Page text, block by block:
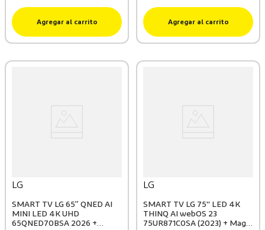
Agregar al carrito Agregar al carrito
LG
SMART TV LG 65” QNED AI
MINI LED 4K UHD
65QNED70BSA 2026 +
LG
SMART TV LG 75'' LED 4K
THINQ AI webOS 23
75UR871C0SA (2023) + Magic